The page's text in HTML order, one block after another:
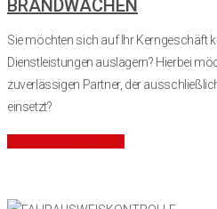
BRANDWACHEN
Sie möchten sich auf Ihr Kerngeschäft
Dienstleistungen auslagern? Hierbei
zuverlässigen Partner, der
einsetzt?